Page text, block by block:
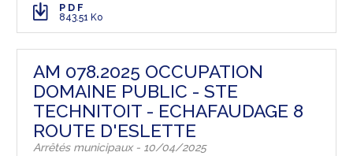
PDF
843.51 Ko
AM 078.2025 OCCUPATION
DOMAINE PUBLIC - STE
TECHNITOIT - ECHAFAUDAGE 8
ROUTE D'ESLETTE
Arrêtés municipaux - 10/04/2025